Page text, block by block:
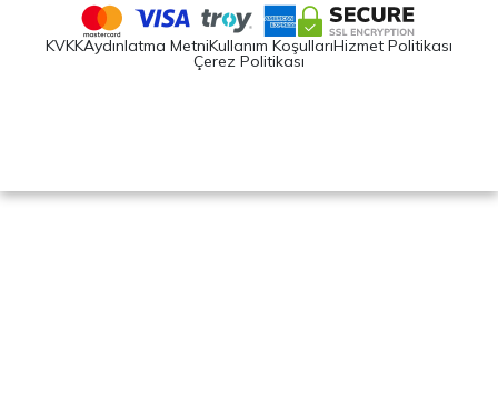
KVKKAydınlatma MetniKullanım KoşullarıHizmet Politikası
Çerez Politikası